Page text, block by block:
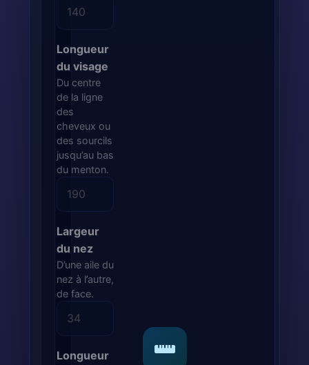
Longueur
du visage
Du centre
de la ligne
des
cheveux ou
des sourcils
jusqu’au bas
du menton.
Largeur
du nez
D’une aile du
nez à l’autre,
de face.
Longueur